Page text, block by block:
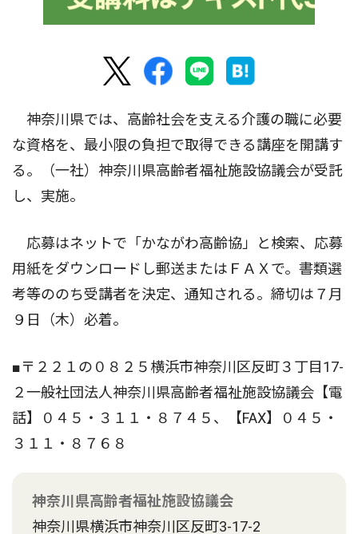
神奈川県では、高齢社会を支える介護の職に必要
な資格を、最小限の負担で取得できる講座を開講す
る。（一社）神奈川県高齢者福祉施設協議会が受託
し、実施。
応募はネットで「かながわ高齢協」と検索、応募
用紙をダウンロードし郵送またはＦＡＸで。書類選
考等ののち受講者を決定、通知される。締切は７月
９日（木）必着。
■〒２２１の０８２５横浜市神奈川区反町３丁目17-
２一般社団法人神奈川県高齢者福祉施設協議会【電
話】０４５・３１１・８７４５、【FAX】０４５・
３１１・８７６８
神奈川県高齢者福祉施設協議会
神奈川県横浜市神奈川区反町3-17-2